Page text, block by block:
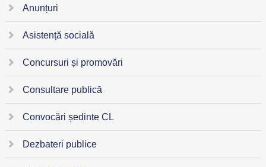
Anunțuri
Asistență socială
Concursuri și promovări
Consultare publică
Convocări ședinte CL
Dezbateri publice